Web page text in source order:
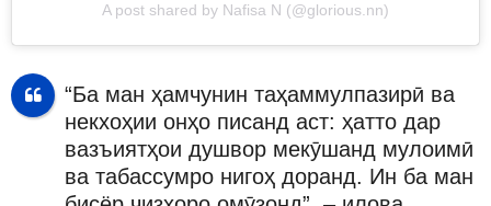
A post shared by Nafisa N (@glorious.nn)
“Ба ман ҳамчунин таҳаммулпазирӣ ва
некхоҳии онҳо писанд аст: ҳатто дар
вазъиятҳои душвор мекӯшанд мулоимӣ
ва табассумро нигоҳ доранд. Ин ба ман